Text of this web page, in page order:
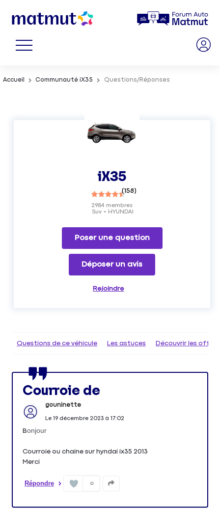
Accueil Communauté iX35 Questions/Réponses
iX35
(158)
Suv HYUNDAI
2984 membres
Poser une question
Déposer un avis
Rejoindre
Questions de ce véhicule Les astuces Découvrir les
Courroie de
gouninette
Le 19 décembre 2023à 17:02
Bonjour
Courroie ou chaine sur hyndai ix35 2013
Merci
Répondre 0